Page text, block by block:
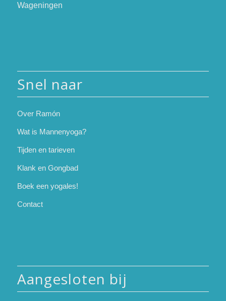
Wageningen
Snel naar
Over Ramón
Wat is Mannenyoga?
Tijden en tarieven
Klank en Gongbad
Boek een yogales!
Contact
Aangesloten bij